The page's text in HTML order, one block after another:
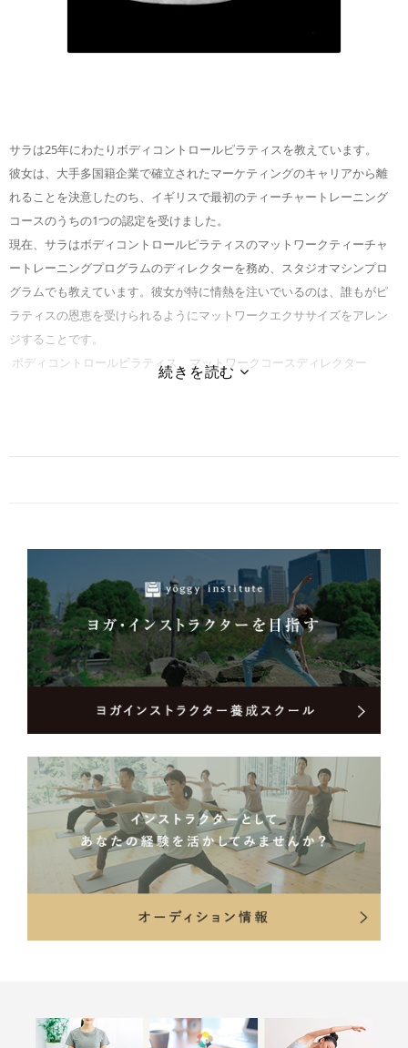
サラは25年にわたりボディコントロールピラティスを教えています。
彼女は、大手多国籍企業で確立されたマーケティングのキャリアから離
れることを決意したのち、イギリスで最初のティーチャートレーニング
コースのうちの1つの認定を受けました。
現在、サラはボディコントロールピラティスのマットワークティーチャ
ートレーニングプログラムのディレクターを務め、スタジオマシンプロ
グラムでも教えています。彼女が特に情熱を注いでいるのは、誰もがピ
ラティスの恩恵を受けられるようにマットワークエクササイズをアレン
ジすることです。
ボディコントロールピラティス マットワークコースディレクター